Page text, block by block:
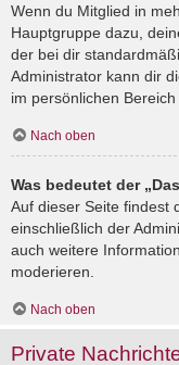
Wenn du Mitglied in
Hauptgruppe dazu,
der bei dir
Administrator kann dir
im persönlichen
Nach oben
Was bedeutet der
Auf dieser Seite findest
einschließlich der
auch weitere
moderieren.
Nach oben
Private